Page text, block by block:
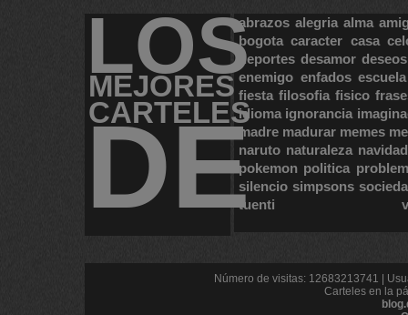
LOS
MEJORES
CARTELES
DE
abrazos alegria alma
bogota caracter casa
deportes desamor deseos
enemigo enfados escuela
fiesta filosofia fisico
idioma ignorancia
madre madurar memes
naruto naturaleza navidad
pokemon politica
silencio simpsons
tuenti
Número de visitas: 12683213741 |
Carteles en la